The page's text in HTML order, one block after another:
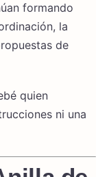
formando
la
de
quien
ni una